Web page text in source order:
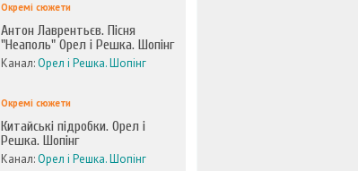
Окремі сюжети
Антон Лаврентьєв. Пісня
"Неаполь" Орел і Решка. Шопінг
Канал:Орел і Решка. Шопінг
Окремі сюжети
Китайські підробки. Орел і
Решка. Шопінг
Канал:Орел і Решка. Шопінг